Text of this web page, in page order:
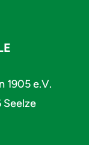
1905 e.V.
Seelze